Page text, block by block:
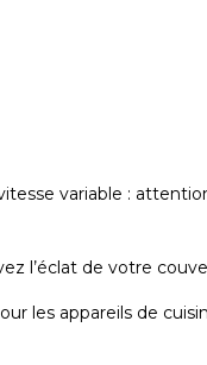
variable :
l’éclat de votre
les appareils de